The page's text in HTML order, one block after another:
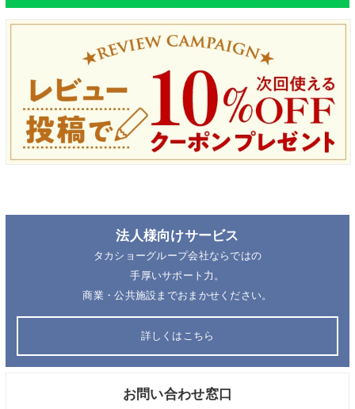
法人様向けサービス
タカショーグループ会社ならではの
手厚いサポート力。
商業・公共施設までおまかせください。
詳しくはこちら
お問い合わせ窓口